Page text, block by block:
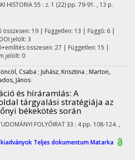
HISTORIA55 : z. 1 (22) pp. 79-91. , 13 p.
összesen: 19| Független: 13 | Függő: 6 |
jelölt: 3
összesen: 27 | Független: 15 |
jelölt: 0
Csaba ; Juhász, Krisztina ; Marton,
János
és híráramlás: A
tárgyalási stratégiája az
békekötés során
FOLYÓIRAT33 : 4 pp. 108-124. ,
Teljes dokumentumMatarka